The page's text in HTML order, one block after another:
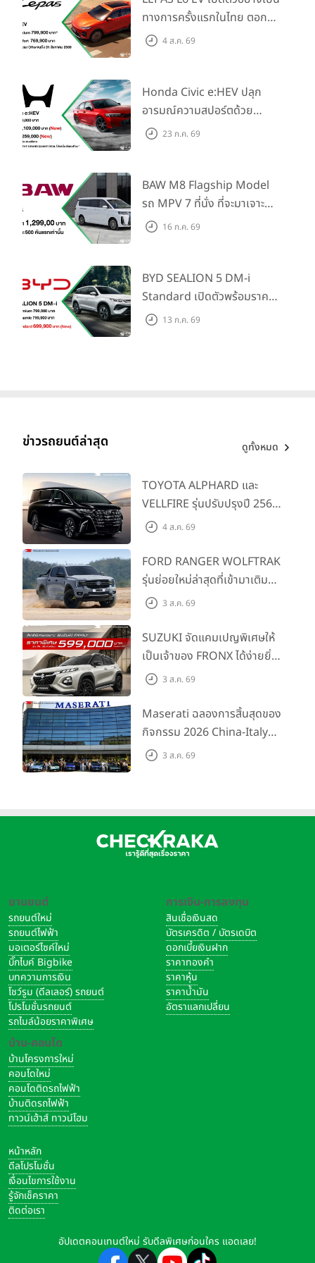
ทางการครั้งแรกในไทย ตอกย้ำ
วิสัยทัศน์ “Drive Your
4 ส.ค. 69
Honda Civic e:HEV ปลุก
อารมณ์ความสปอร์ตด้วย
Honda S+ Shift ครั้งแรกใน
Traffic Monitor เพียงจอง
ภายใน 31 ก.ค. 2569 รับบัตร
น้ำมันมูลค่า 10,000 บาท
23 ก.ค. 69
BAW M8 Flagship Model
รถ MPV 7 ที่นั่ง ที่จะมาเจาะ
ตลาดครอบครัวและองค์กรยุค
แรก)
16 ก.ค. 69
BYD SEALION 5 DM-i
Standard เปิดตัวพร้อมราคา
คาดการณ์ 699,900 บาท รุ่น
13 ก.ค. 69
ข่าวรถยนต์ล่าสุด ดูทั้งหมด
TOYOTA ALPHARD และ
VELLFIRE รุ่นปรับปรุงปี 2569
พร้อมรุ่นย่อยใหม่ HEV
4 ส.ค. 69
FORD RANGER WOLFTRAK
รุ่นย่อยใหม่ล่าสุดที่เข้ามาเติม
เต็มไลน์อัป พร้อมตอบโจทย์ทุก
พร้อมลุย ด้วยราคาพิเศษเริ่ม
ต้นที่ 9.49 แสนบาท
3 ส.ค. 69
SUZUKI จัดแคมเปญพิเศษให้
เป็นเจ้าของ FRONX ได้ง่ายยิ่ง
ขึ้นสำหรับรุ่น GL ราคาพิเศษ
200 คัน พร้อมข้อเสนอสุดคุ้ม
3 ส.ค. 69
Maserati ฉลองการสิ้นสุดของ
กิจกรรม 2026 China-Italy
Grand Tour ณ สำนักงาน
3 ส.ค. 69
ยานยนต์
รถยนต์ใหม่
รถยนต์ไฟฟ้า
มอเตอร์ไซค์ใหม่
บิ๊กไบค์ Bigbike
บทความการเงิน
โชว์รูม (ดีลเลอร์) รถยนต์
โปรโมชั่นรถยนต์
รถไมล์น้อยราคาพิเศษ
บ้าน-คอนโด
บ้านโครงการใหม่
คอนโดใหม่
คอนโดติดรถไฟฟ้า
บ้านติดรถไฟฟ้า
ทาวน์เฮ้าส์ ทาวน์โฮม
การเงิน-การลงทุน
สินเชื่อเงินสด
บัตรเครดิต / บัตรเดบิต
ดอกเบี้ยเงินฝาก
ราคาทองคำ
ราคาหุ้น
ราคาน้ำมัน
อัตราแลกเปลี่ยน
หน้าหลัก
ดีลโปรโมชั่น
เงื่อนไขการใช้งาน
รู้จักเช็คราคา
ติดต่อเรา
อัปเดตคอนเทนต์ใหม่ รับดีลพิเศษก่อนใคร แอดเลย!